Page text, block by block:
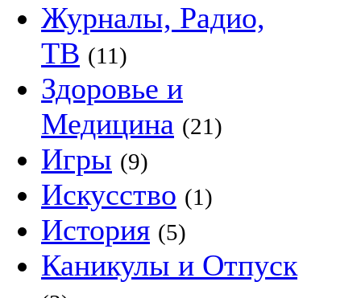
Журналы, Радио,
ТВ (11)
Здоровье и
Медицина (21)
Игры (9)
Искусство (1)
История (5)
Каникулы и Отпуск